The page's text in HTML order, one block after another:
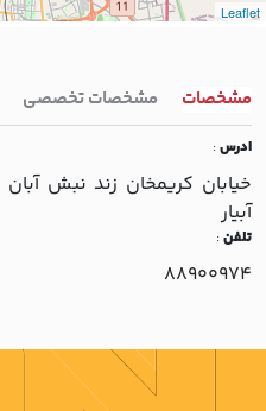
Leaflet
مشخصات مشخصات تخصصی
ادرس:
خيابان کريمخان زند نبش
آبيار
تلفن:
88900974